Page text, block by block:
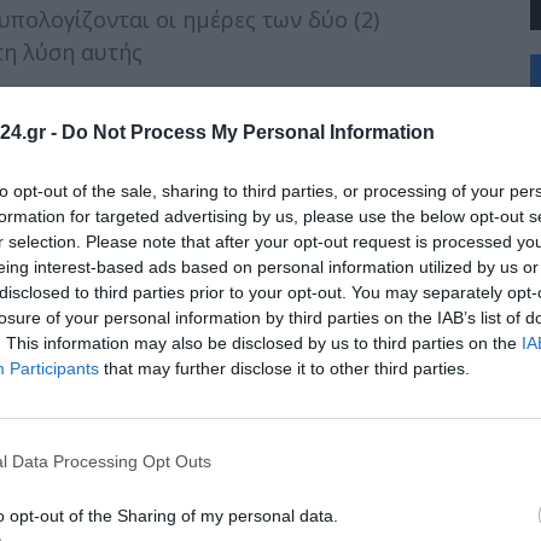
- Do Not Process My Personal Information
opt-out of the sale, sharing to third parties, or processing of your
for targeted advertising by us, please use the below opt-out
selection. Please note that after your opt-out request is processed
interest-based ads based on personal information utilized by us
to third parties prior to your opt-out. You may separately
of your personal information by third parties on the IAB’s list of
This information may also be disclosed by us to third parties on the
Participants that may further disclose it to other third parties.
Data Processing Opt Outs
opt-out of the Sharing of my personal data.
οι ημέρες των δύο (2)
λύση αυτής
σε επιχειρήσεις που
σαιζόν:
σε επιχειρήσεις που λειτουργούν εποχικά
κατά το τελευταίο 12μηνο πριν από τη λήξη ή
+
°